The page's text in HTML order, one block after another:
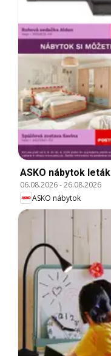
ASKO nábytok leták
06.08.2026-26.08.2026
ASKO nábytok